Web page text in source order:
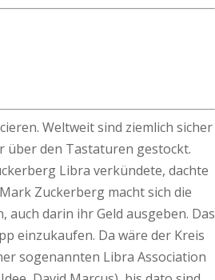
Weltweit sind ziemlich sicher
über den Tastaturen gestockt.
Libra verkündete, dachte
Zuckerberg macht sich die
auch darin ihr Geld ausgeben. Das
einzukaufen. Da wäre der Kreis
sogenannten Libra Association